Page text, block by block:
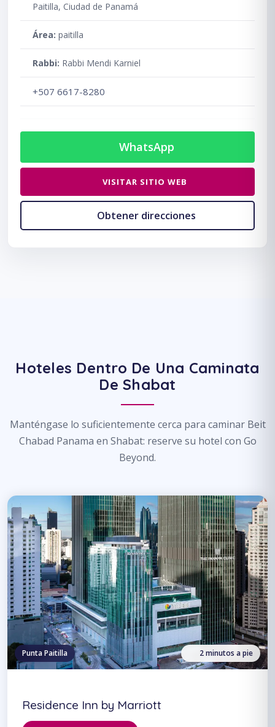
Paitilla, Ciudad de Panamá
Área: paitilla
Rabbi: Rabbi Mendi Karniel
+507 6617-8280
WhatsApp
VISITAR SITIO WEB
Obtener direcciones
Hoteles Dentro De Una Caminata
De Shabat
Manténgase lo suficientemente cerca para caminar Beit
Chabad Panama en Shabat: reserve su hotel con Go
Beyond.
Punta Paitilla 2 minutos a pie
Residence Inn by Marriott